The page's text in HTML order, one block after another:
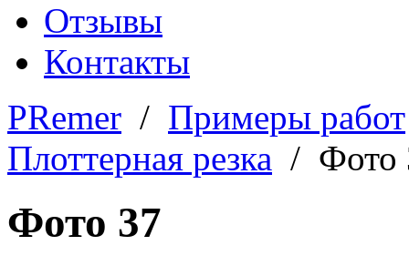
Отзывы
Контакты
PRemer / Примеры работ
Плоттерная резка / Фото
Фото 37